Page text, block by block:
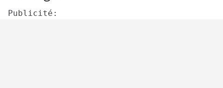
Publicité: